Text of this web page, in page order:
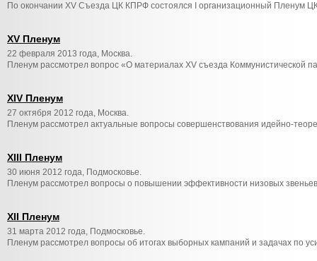
По окончании XV Съезда ЦК КПРФ состоялся I организационный Пленум
XV Пленум
22 февраля 2013 года, Москва.
Пленум рассмотрел вопрос «О материалах XV съезда Коммунистической
XIV Пленум
27 октября 2012 года, Москва.
Пленум рассмотрел актуальные вопросы совершенствования идейно-
XIII Пленум
30 июня 2012 года, Подмосковье.
Пленум рассмотрел вопросы о повышении эффективности низовых
XII Пленум
31 марта 2012 года, Подмосковье.
Пленум рассмотрел вопросы об итогах выборных кампаний и задачах по